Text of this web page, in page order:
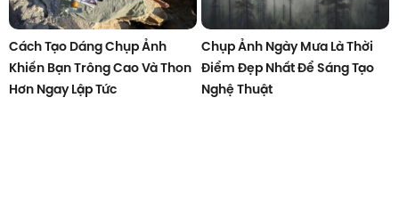
Cách Tạo Dáng Chụp Ảnh
Khiến Bạn Trông Cao Và Thon
Hơn Ngay Lập Tức
Chụp Ảnh Ngày Mưa Là Thời
Điểm Đẹp Nhất Để Sáng Tạo
Nghệ Thuật